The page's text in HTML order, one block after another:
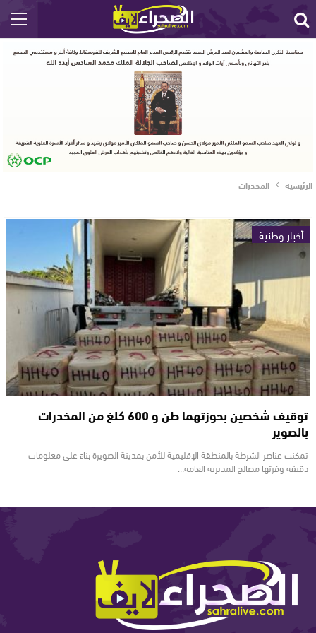
الرئيسية المخدرات
أخبار وطنية
توقيف شخصين بحوزتهما طن و 600 كلغ من المخدرات
بالصوير
تمكنت عناصر الشرطة بالمنطقة الإقليمية للأمن بمدينة الصويرة بناءً على معلومات
دقيقة وفرتها مصالح المديرية العامة…